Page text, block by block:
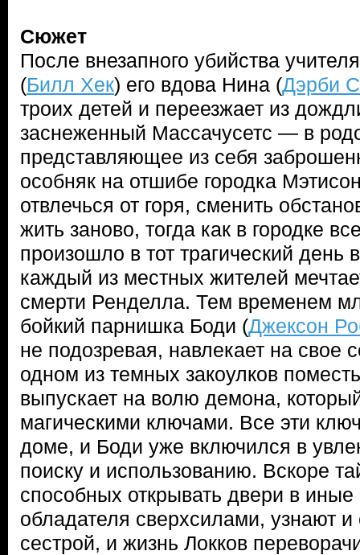
Сюжет
После внезапного убийства
(Билл Хек) его вдова Нина (Дэрби
троих детей и переезжает из
заснеженный Массачусетс — в
представляющее из себя
особняк на отшибе городка
отвлечься от горя, сменить
жить заново, тогда как в городке
произошло в тот трагический день
каждый из местных жителей
смерти Ренделла. Тем временем
бойкий парнишка Боди (Джексон
не подозревая, навлекает на свое
одном из темных закоулков
выпускает на волю демона,
магическими ключами. Все эти
доме, и Боди уже включился в
поиску и использованию. Вскоре
способных открывать двери в
обладателя сверхсилами, узнают
сестрой, и жизнь Локков